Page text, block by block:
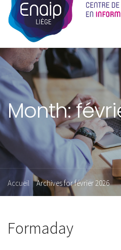
Month:
Accueil Archives for février 2026
Formaday